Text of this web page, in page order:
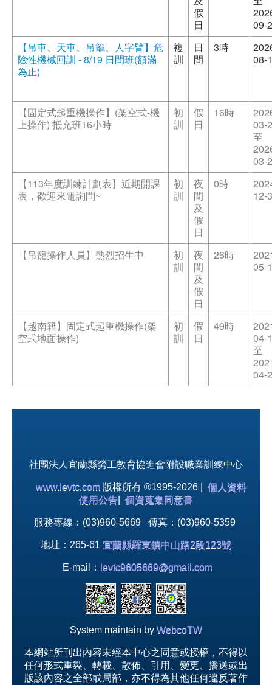
假
日
09-
【吊車、天車、吊籠、人字臂】危
險性機械回訓 - 8/19 日間班(額滿
為止)
複
訓
日
間
3時
08-
【固定式起重機操作】(架空式-機
上操作) 抵充班16小時
初
訓
假
日
16時
03-
至
03-
【113年度訓練計劃表】近期開課
表，歡迎來電詢問~
初
訓
夜
間
及
假
日
0時
12-
【吊籠操作人員】熱烈招生中
初
訓
夜
間
及
假
日
26時
05-
【越南籍】固定式起重機操作(架
空式地面操作)
初
訓
假
日
49時
04-
至
04-
社團法人宜蘭縣勞工教育協進會附設職業訓練中心
www.levtc.com 版權所有 ®1995-2026 | 個人資料
使用公告
個資蒐集同意書
服務專線：(03)960-5669 傳真：(03)960-5359
地址：265-61 宜蘭縣羅東鎮中山路2段123號
E-mail： levtc9605669@gmail.com
System maintain by WebcoTW
本網站所刊出內容未經本中心之同意或授權，不得以
任何形式重製、轉載、散佈、引用、變更、播送或出
版該內容之全部或局部，亦不得為其他任何違反著作